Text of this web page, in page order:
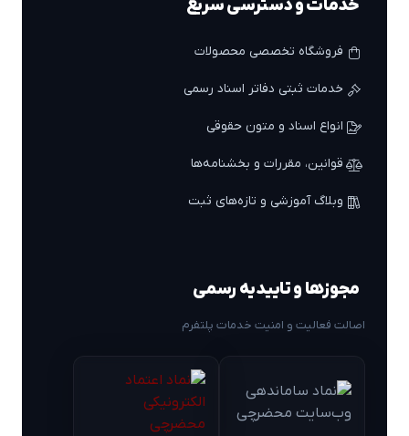
خدمات و دسترسی سریع
فروشگاه تخصصی محصولات
خدمات ثبتی دفاتر اسناد رسمی
انواع اسناد و متون حقوقی
قوانین، مقررات و بخشنامه‌ها
وبلاگ آموزشی و تازه‌های ثبت
مجوزها و تاییدیه رسمی
اصالت فعالیت و امنیت خدمات پلتفرم